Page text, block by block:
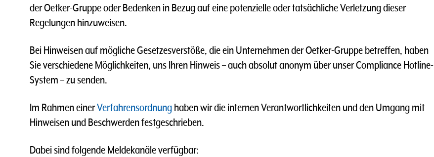
der Oetker-Gruppe oder Bedenken in Bezug auf eine potenzielle oder tatsächliche Verletzung dieser
Regelungen hinzuweisen.
Bei Hinweisen auf mögliche Gesetzesverstöße, die ein Unternehmen der Oetker-Gruppe betreffen, haben
Sie verschiedene Möglichkeiten, uns Ihren Hinweis – auch absolut anonym über unser Compliance Hotline-
System – zu senden.
Im Rahmen einerVerfahrensordnung haben wir die internen Verantwortlichkeiten und den Umgang mit
Hinweisen und Beschwerden festgeschrieben.
Dabei sind folgende Meldekanäle verfügbar: